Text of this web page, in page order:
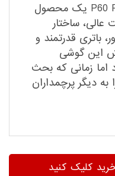
گوشی موبایل هوآوی مدل P60 Pro یک محصول
ساختار
باتری قدرتمند و
این گوشی
اما زمانی که بحث
دیگر پرچمداران
کلیک کنید